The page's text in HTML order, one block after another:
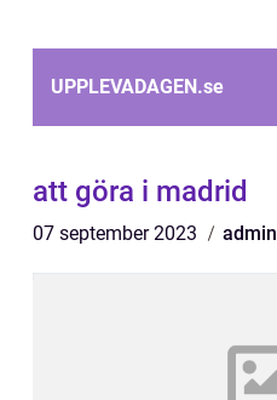
UPPLEVADAGEN.se
att göra i madrid
07 september 2023 admin